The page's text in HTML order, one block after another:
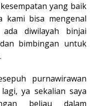
yang baik
kami bisa mengenal
diwilayah binjai
bimbingan untuk
purnawirawan
ya sekalian saya
beliau dalam